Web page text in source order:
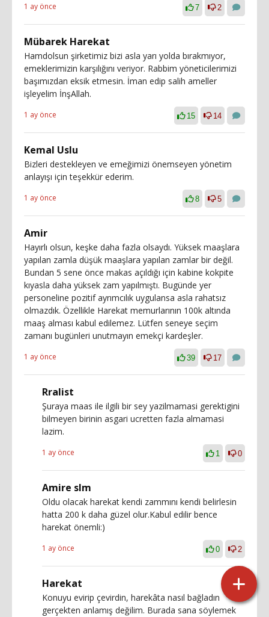
1 ay önce 7 2
Mübarek Harekat
Hamdolsun şirketimiz bizi asla yarı yolda bırakmıyor,
emeklerimizin karşılığını veriyor. Rabbim yöneticilerimizi
başımızdan eksik etmesin. İman edip salih ameller
işleyelim İnşAllah.
1 ay önce 15 14
Kemal Uslu
Bizleri destekleyen ve emeğimizi önemseyen yönetim
anlayışı için teşekkür ederim.
1 ay önce 8 5
Amir
Hayırlı olsun, keşke daha fazla olsaydı. Yüksek maaşlara
yapılan zamla düşük maaşlara yapılan zamlar bir değil.
Bundan 5 sene önce makas açıldığı için kabine kokpite
kıyasla daha yüksek zam yapılmıştı. Bugünde yer
personeline pozitif ayrımcılık uygulansa asla rahatsız
olmazdık. Özellikle Harekat memurlarının 100k altında
maaş alması kabul edilemez. Lütfen seneye seçim
zamanı bugünleri unutmayın emekçi kardeşler.
1 ay önce 39 17
Rralist
Şuraya maas ile ilgili bir sey yazilmamasi gerektigini
bilmeyen birinin asgari ucretten fazla almamasi
lazim.
1 ay önce 1 0
Amire slm
Oldu olacak harekat kendi zammını kendi belirlesin
hatta 200 k daha güzel olur.Kabul edilir bence
harekat önemli:)
1 ay önce 0 2
Harekat
Konuyu evirip çevirdin, harekâta nasıl bağladın
gerçekten anlamış değilim. Burada sana söylemek